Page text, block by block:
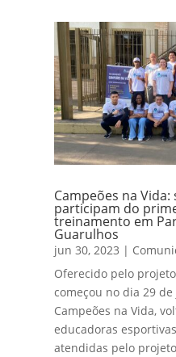
Campeões na
participam do
treinamento em
Guarulhos
jun 30, 2023 |
Oferecido pelo
começou no dia 29
Campeões na Vida,
educadoras
atendidas pelo